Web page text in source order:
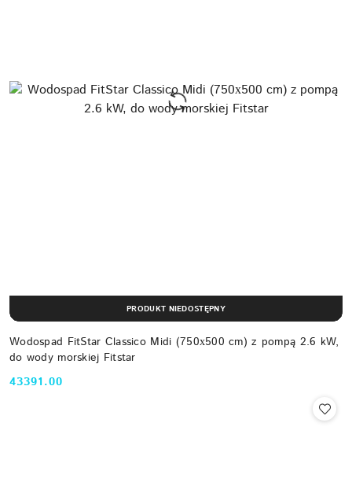
Wodospad FitStar Classico Midi (750х500 cm) z pompą 2.6 kW,
do wody morskiej Fitstar
Cena:
43391.00
PRODUKT NIEDOSTĘPNY